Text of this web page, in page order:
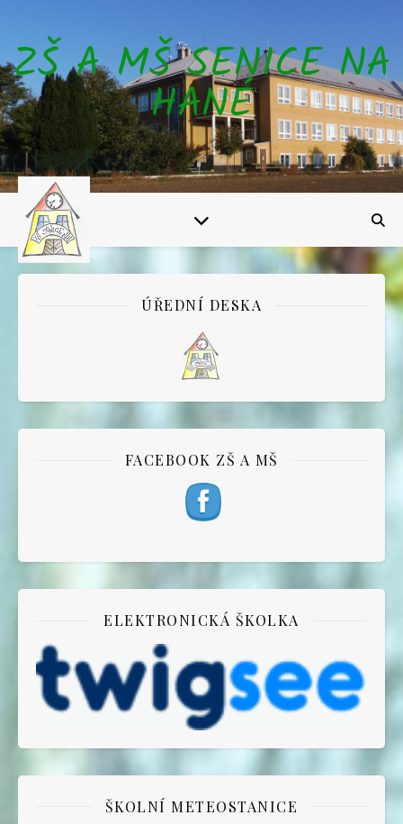
ZŠ A MŠ SENICE NA
HANÉ
ÚŘEDNÍ DESKA
FACEBOOK ZŠ A MŠ
ELEKTRONICKÁ ŠKOLKA
ŠKOLNÍ METEOSTANICE